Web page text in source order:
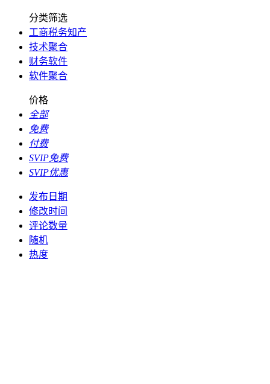
分类筛选
工商税务知产
技术聚合
财务软件
软件聚合
价格
全部
免费
付费
SVIP免费
SVIP优惠
发布日期
修改时间
评论数量
随机
热度